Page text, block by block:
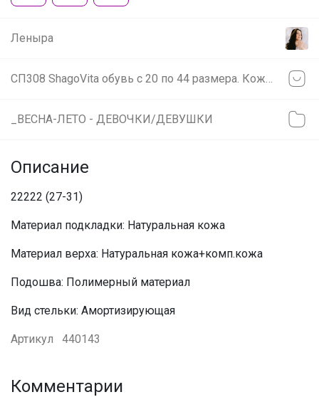
Леныра
_ВЕСНА-ЛЕТО - ДЕВОЧКИ/ДЕВУШКИ
Описание
22222 (27-31)
Материал подкладки: Натуральная кожа
Материал верха: Натуральная кожа+комп.кожа
Подошва: Полимерный материал
Вид стельки: Амортизирующая
Артикул 440143
Комментарии